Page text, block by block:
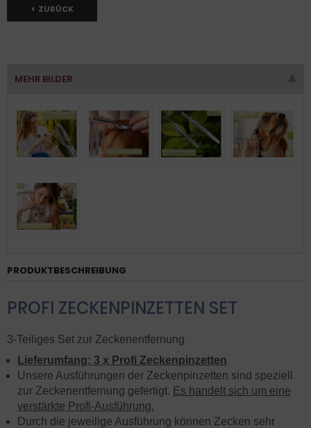
ZURÜCK
MEHR BILDER
PRODUKTBESCHREIBUNG
PROFI ZECKENPINZETTEN SET
3-Teiliges Set zur Zeckenentfernung
Lieferumfang: 3 x Profi Zeckenpinzetten
Unsere Ausführungen der Zeckenpinzetten sind speziell
zur Zeckenentfernung gefertigt. Es handelt sich um eine
verstärkte Profi-Ausführung.
Durch die jeweilige Ausführung können Zecken sehr